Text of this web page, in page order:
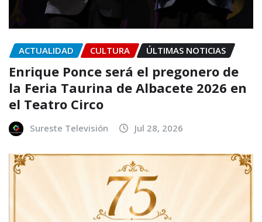
ACTUALIDAD CULTURA ÚLTIMAS NOTICIAS
Enrique Ponce será el pregonero de
la Feria Taurina de Albacete 2026 en
el Teatro Circo
Sureste Televisión Jul 28, 2026